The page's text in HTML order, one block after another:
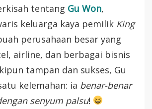
tentang Gu Won,
keluarga kaya pemilik King
perusahaan besar yang
airline, dan berbagai bisnis
tampan dan sukses, Gu
kelemahan: ia benar-benar
senyum palsu!